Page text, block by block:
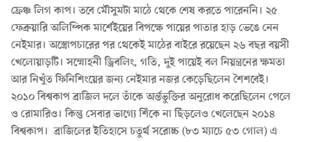
ফ্রেঞ্চ লিগ কাপ। তবে মৌসুমটা মাঠে থেকে শেষ করতে পারেননি। ২৫
ফেব্রুয়ারি অলিম্পিক মার্শেইয়ের বিপক্ষে পায়ের পাতার হাড় ভেঙে নেন
নেইমার। অস্ত্রোপচারের পর থেকেই মাঠের বাইরে রয়েছেন ২৬ বছর বয়সী
খেলোয়াড়টি। সম্মোহনী ড্রিবলিং, গতি, দুই পায়েই বল নিয়ন্ত্রনের ক্ষমতা
আর নিখুঁত ফিনিশিংয়ের জন্য নেইমার নজর কেড়েছিলেন শৈশবেই।
২০১০ বিশ্বকাপব্রাজিলদলে তাঁকে অর্ন্তভুক্তির অনুরোধ করেছিলেন পেলে
ও রোমারিও। কিন্তু সেবার ভাগ্যে শিঁকে না ছিঁড়লেও খেলেছেন ২০১৪
বিশ্বকাপ। ব্রাজিলের ইতিহাসে চতুর্থ সরোচ্চ (৮৩ ম্যাচে ৫৩ গোল) এ